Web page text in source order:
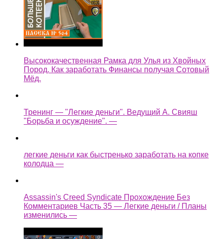
Высококачественная Рамка для Улья из Хвойных
Пород. Как заработать Финансы получая Сотовый
Мёд.
Тренинг — "Легкие деньги". Ведущий А. Свияш
"Борьба и осуждение". —
легкие деньги как быстренько заработать на копке
колодца —
Assassin's Creed Syndicate Прохождение Без
Комментариев Часть 35 — Легкие деньги / Планы
изменились —